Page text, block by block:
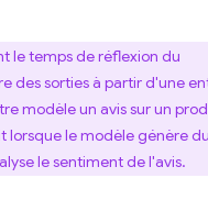
le temps de réflexion du
des sorties à partir d'une
modèle un avis sur un
lorsque le modèle génère
le sentiment de l'avis.